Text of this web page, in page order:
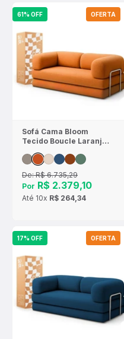
61% OFF OFERTA
Sofá Cama Bloom
Tecido Boucle Laranja
- Sofá na Caixa
De:R$ 6.735,29
Por R$ 2.379,10
Até 10x R$ 264,34
17% OFF OFERTA